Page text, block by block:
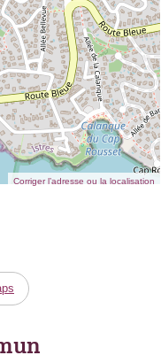
Corriger l’adresse ou la localisation